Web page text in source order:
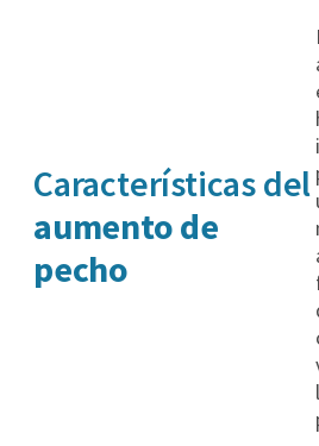
Características del
aumento de
pecho